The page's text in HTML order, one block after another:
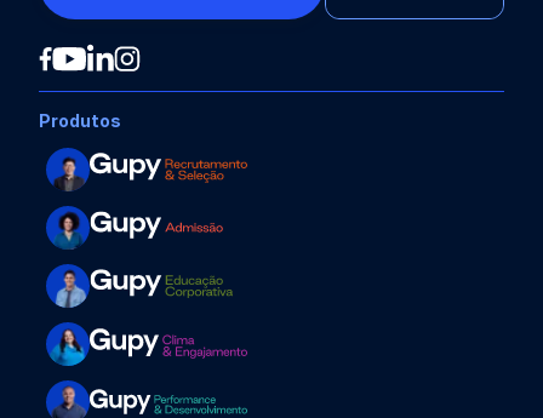
Produtos